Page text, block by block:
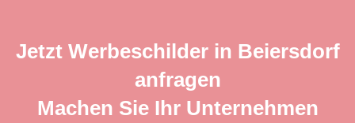
Jetzt Werbeschilder in Beiersdorf
anfragen
Machen Sie Ihr Unternehmen